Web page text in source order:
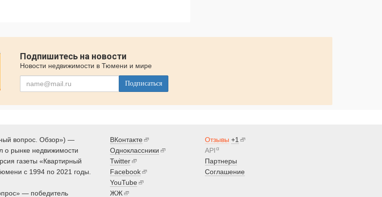
Подпишитесь на новости
Новости недвижимости в Тюмени и мире
Подписаться
вопрос. Обзор») —
о рынке недвижимости
газеты «Квартирный
с 1994 по 2021 годы.
— победитель
ВКонтакте
Одноклассники
Twitter
Facebook
YouTube
ЖЖ
Отзывы +1
APIα
Партнеры
Соглашение